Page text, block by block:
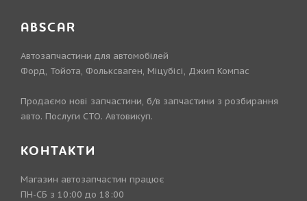
ABSCAR
Автозапчастини для автомобілей
Форд, Тойота, Фольксваген, Міцубісі, Джип Компас
Продаємо нові запчастини, б/в запчастини з розбирання
авто. Послуги СТО. Автовикуп.
КОНТАКТИ
Магазин автозапчастин працює
ПН-СБ з 10:00 до 18:00